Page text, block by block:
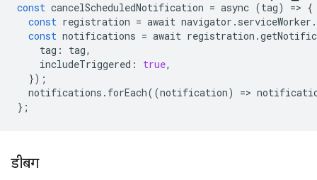
const cancelScheduledNotification = async (tag) => {
const registration = await navigator . serviceWorker .
const notifications = await registration .
tag : tag,
includeTriggered : true,
});
notifications . forEach((notification) =>
};
डीबग